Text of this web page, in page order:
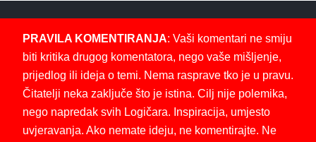
PRAVILA KOMENTIRANJA: Vaši komentari ne smiju
biti kritika drugog komentatora, nego vaše mišljenje,
prijedlog ili ideja o temi. Nema rasprave tko je u pravu.
Čitatelji neka zaključe što je istina. Cilj nije polemika,
nego napredak svih Logičara. Inspiracija, umjesto
uvjeravanja. Ako nemate ideju, ne komentirajte. Ne